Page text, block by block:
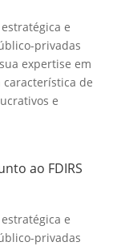
e
privadas
expertise em
de
e
ao FDIRS
e
privadas